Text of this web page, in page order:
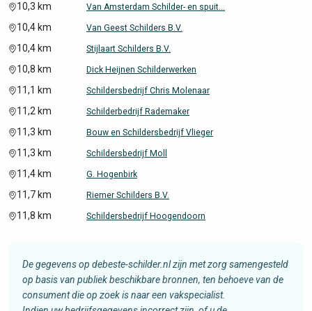
10,3 km Van Amsterdam Schilder- en spuit...
10,4 km Van Geest Schilders B.V.
10,4 km Stijlaart Schilders B.V.
10,8 km Dick Heijnen Schilderwerken
11,1 km Schildersbedrijf Chris Molenaar
11,2 km Schilderbedrijf Rademaker
11,3 km Bouw en Schildersbedrijf Vlieger
11,3 km Schildersbedrijf Moll
11,4 km G. Hogenbirk
11,7 km Riemer Schilders B.V.
11,8 km Schildersbedrijf Hoogendoorn
De gegevens op debeste-schilder.nl zijn met zorg samengesteld
op basis van publiek beschikbare bronnen, ten behoeve van de
consument die op zoek is naar een vakspecialist.